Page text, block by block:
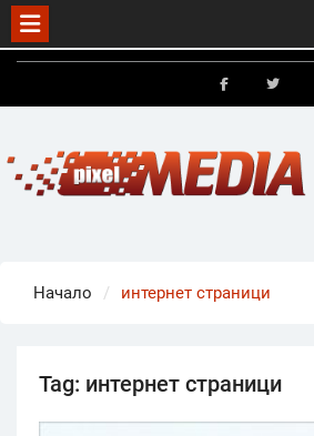
Skip
Начало интернет страници
Tag: интернет страници